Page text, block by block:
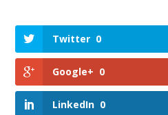
Twitter 0
Google+ 0
LinkedIn 0